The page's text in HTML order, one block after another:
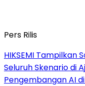
Pers Rilis
HIKSEMI Tampilkan
Seluruh Skenario di
Pengembangan AI